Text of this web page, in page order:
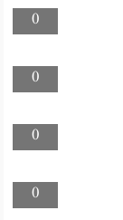
0
0
0
0